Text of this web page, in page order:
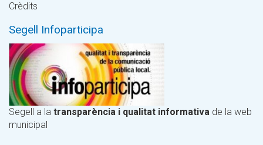
Crèdits
Segell Infoparticipa
Segell a la transparència i qualitat informativa de la web
municipal